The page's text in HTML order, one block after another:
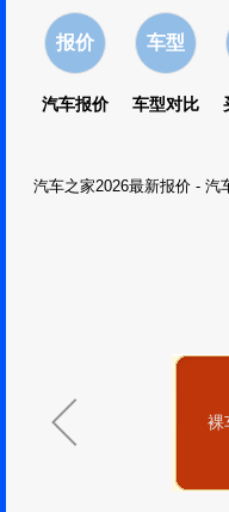
报价
汽车报价
车型
车型对比
汽车之家2026最新报价 - 汽
裸